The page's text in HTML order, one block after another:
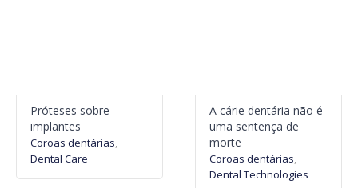
Próteses sobre
implantes
Coroas dentárias
Dental Care
A cárie dentária não é
uma sentença de
morte
Coroas dentárias
Dental Technologies